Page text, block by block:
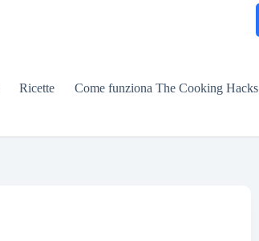
Ricette Come funziona The Cooking Hacks